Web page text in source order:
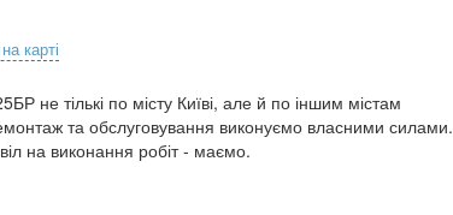
карті
не тількі по місту Київі, але й по іншим містам
та обслуговування виконуємо власними силами.
на виконання робіт - маємо.